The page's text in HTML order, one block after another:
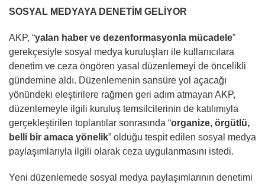
SOSYAL MEDYAYA DENETİM GELİYOR
AKP, “yalan haber ve dezenformasyonla mücadele”
gerekçesiyle sosyal medya kuruluşları ile kullanıcılara
denetim ve ceza öngören yasal düzenlemeyi de öncelikli
gündemine aldı. Düzenlemenin sansüre yol açacağı
yönündeki eleştirilere rağmen geri adım atmayan AKP,
düzenlemeyle ilgili kuruluş temsilcilerinin de katılımıyla
gerçekleştirilen toplantılar sonrasında “organize, örgütlü,
belli bir amaca yönelik” olduğu tespit edilen sosyal medya
paylaşımlarıyla ilgili olarak ceza uygulanmasını istedi.
Yeni düzenlemede sosyal medya paylaşımlarının denetimi